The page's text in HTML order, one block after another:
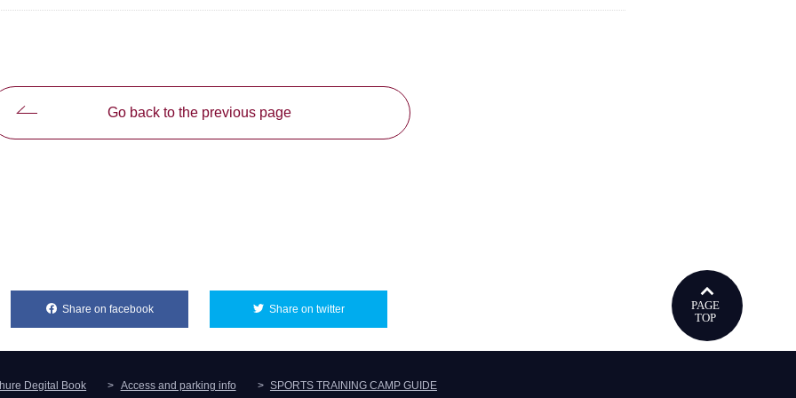
Go back to the previous page
Share on facebook別ウィンドウで開きますShare on twitter別ウィンドウで開きます
Degital Book Access and parking info SPORTS TRAINING CAMP GUIDE